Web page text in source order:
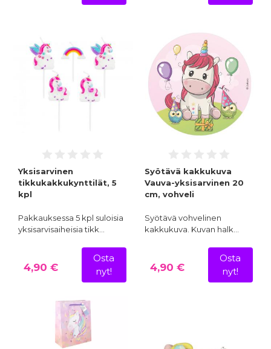
Yksisarvinen
tikkukakkukynttilät, 5
kpl
Pakkauksessa 5 kpl suloisia
yksisarvisaiheisia tikk…
4,90 €
Osta
nyt!
Syötävä kakkukuva
Vauva-yksisarvinen 20
cm, vohveli
Syötävä vohvelinen
kakkukuva. Kuvan halk…
4,90 €
Osta
nyt!